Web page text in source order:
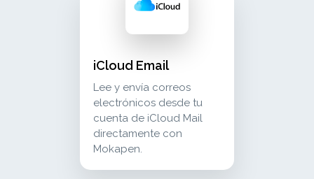
iCloud Email
Lee y envía correos
electrónicos desde tu
cuenta de iCloud Mail
directamente con
Mokapen.